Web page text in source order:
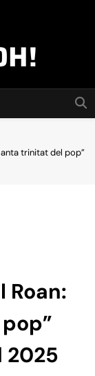
trinitat del pop”
Roan:
2025